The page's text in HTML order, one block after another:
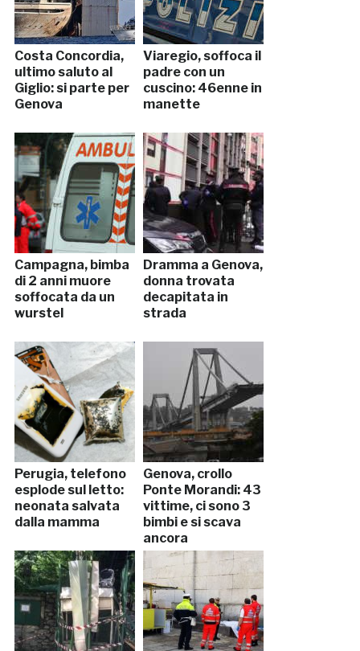
Costa Concordia,
ultimo saluto al
Giglio: si parte per
Genova
Viaregio, soffoca il
padre con un
cuscino: 46enne in
manette
Campagna, bimba
di 2 anni muore
soffocata da un
wurstel
Dramma a Genova,
donna trovata
decapitata in
strada
Perugia, telefono
esplode sul letto:
neonata salvata
dalla mamma
Genova, crollo
Ponte Morandi: 43
vittime, ci sono 3
bimbi e si scava
ancora